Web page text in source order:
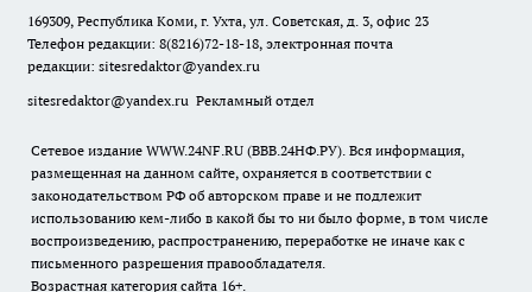
169309, Республика Коми, г. Ухта, ул. Советская, д. 3, офис 23
Телефон редакции: 8(8216)72-18-18, электронная почта
редакции: sitesredaktor@yandex.ru
sitesredaktor@yandex.ru Рекламный отдел
Сетевое издание WWW.24NF.RU (ВВВ.24НФ.РУ). Вся информация,
размещенная на данном сайте, охраняется в соответствии с
законодательством РФ об авторском праве и не подлежит
использованию кем-либо в какой бы то ни было форме, в том числе
воспроизведению, распространению, переработке не иначе как с
письменного разрешения правообладателя.
Возрастная категория сайта 16+.